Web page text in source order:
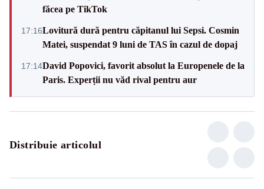
făcea pe TikTok
17:16Lovitură dură pentru căpitanul lui Sepsi. Cosmin
Matei, suspendat 9 luni de TAS în cazul de dopaj
17:14David Popovici, favorit absolut la Europenele de la
Paris. Experții nu văd rival pentru aur
Distribuie articolul